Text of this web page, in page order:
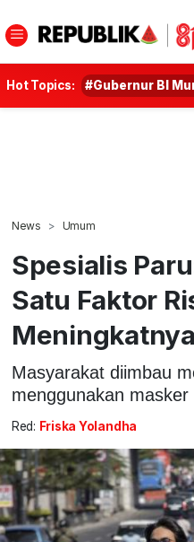
Hot Topics: #Gubernur BI
News Umum
Spesialis
Satu Faktor
Masyarakat diimbau
menggunakan
Red: Friska Yolandha